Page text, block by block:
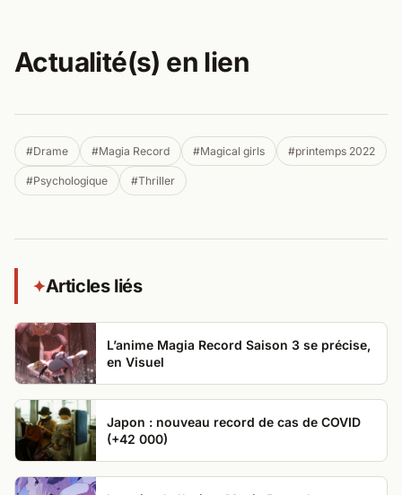
Actualité(s) en lien
#Drame #Magia Record #Magical girls #printemps 2022
#Psychologique #Thriller
✦Articles liés
L’anime Magia Record Saison 3 se précise,
en Visuel
Japon : nouveau record de cas de COVID
(+42 000)